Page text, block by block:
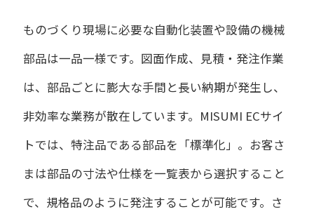
ものづくり現場に必要な自動化装置や設備の機械
部品は一品一様です。図面作成、見積・発注作業
は、部品ごとに膨大な手間と長い納期が発生し、
非効率な業務が散在しています。MISUMI ECサイ
トでは、特注品である部品を「標準化」。お客さ
まは部品の寸法や仕様を一覧表から選択すること
で、規格品のように発注することが可能です。さ